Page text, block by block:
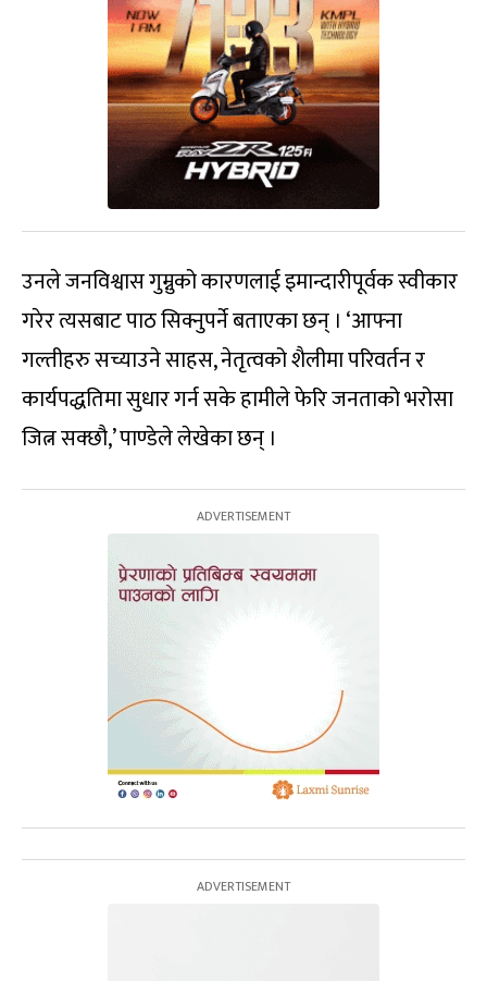
उनले जनविश्वास गुम्नुको कारणलाई इमान्दारीपूर्वक स्वीकार
गरेर त्यसबाट पाठ सिक्नुपर्ने बताएका छन् । ‘आफ्ना
गल्तीहरु सच्याउने साहस, नेतृत्वको शैलीमा परिवर्तन र
कार्यपद्धतिमा सुधार गर्न सके हामीले फेरि जनताको भरोसा
जित्न सक्छौ,’ पाण्डेले लेखेका छन् ।